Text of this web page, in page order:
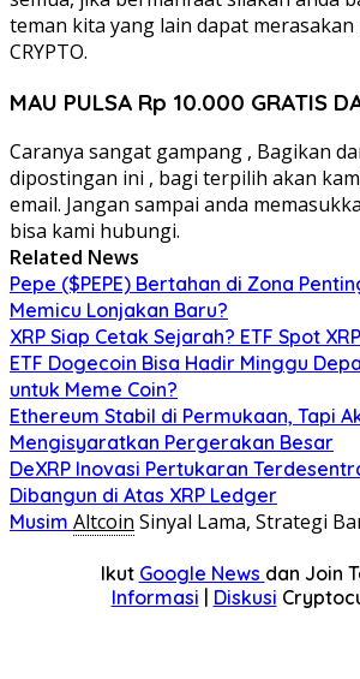
teman kita yang lain dapat
CRYPTO.
MAU PULSA Rp 10.000 GRATIS
Caranya sangat gampang , Bagikan
dipostingan ini , bagi terpilih akan
email. Jangan sampai anda
bisa kami hubungi.
Related News
Pepe ($PEPE) Bertahan di Zona
Memicu Lonjakan Baru?
XRP Siap Cetak Sejarah? ETF Spot
ETF Dogecoin Bisa Hadir Minggu
untuk Meme Coin?
Ethereum Stabil di Permukaan, Tapi
Mengisyaratkan Pergerakan Besar
DeXRP Inovasi Pertukaran
Dibangun di Atas XRP Ledger
Musim Altcoin Sinyal Lama, Strategi
Ikut Google News dan Join
Informasi | Diskusi